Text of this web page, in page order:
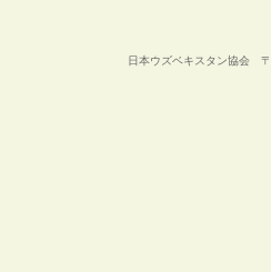
日本ウズベキスタン協会